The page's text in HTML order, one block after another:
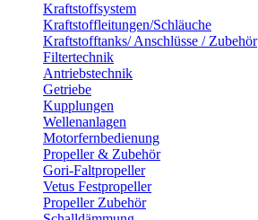
Kraftstoffsystem
Kraftstoffleitungen/Schläuche
Kraftstofftanks/ Anschlüsse / Zubehör
Filtertechnik
Antriebstechnik
Getriebe
Kupplungen
Wellenanlagen
Motorfernbedienung
Propeller & Zubehör
Gori-Faltpropeller
Vetus Festpropeller
Propeller Zubehör